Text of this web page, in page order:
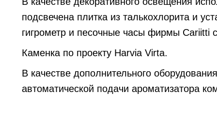
подсвечена плитка из талькохлорита и
гигрометр и песочные часы фирмы Cariitti
Каменка по проекту Harvia Virta.
В качестве дополнительного
автоматической подачи ароматизатора